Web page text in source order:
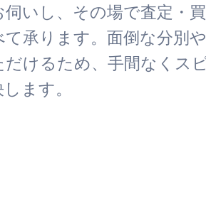
伺いし、その場で査定・
て承ります。面倒な分別
だけるため、手間なくス
ます。